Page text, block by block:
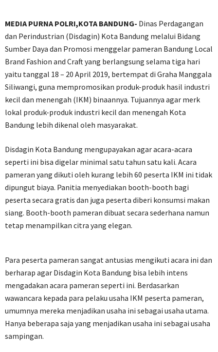
MEDIA PURNA POLRI,KOTA BANDUNG- Dinas Perdagangan
dan Perindustrian (Disdagin) Kota Bandung melalui Bidang
Sumber Daya dan Promosi menggelar pameran Bandung Local
Brand Fashion and Craft yang berlangsung selama tiga hari
yaitu tanggal 18 – 20 April 2019, bertempat di Graha Manggala
Siliwangi, guna mempromosikan produk-produk hasil industri
kecil dan menengah (IKM) binaannya. Tujuannya agar merk
lokal produk-produk industri kecil dan menengah Kota
Bandung lebih dikenal oleh masyarakat.
Disdagin Kota Bandung mengupayakan agar acara-acara
seperti ini bisa digelar minimal satu tahun satu kali. Acara
pameran yang dikuti oleh kurang lebih 60 peserta IKM ini tidak
dipungut biaya. Panitia menyediakan booth-booth bagi
peserta secara gratis dan juga peserta diberi konsumsi makan
siang. Booth-booth pameran dibuat secara sederhana namun
tetap menampilkan citra yang elegan.
Para peserta pameran sangat antusias mengikuti acara ini dan
berharap agar Disdagin Kota Bandung bisa lebih intens
mengadakan acara pameran seperti ini. Berdasarkan
wawancara kepada para pelaku usaha IKM peserta pameran,
umumnya mereka menjadikan usaha ini sebagai usaha utama.
Hanya beberapa saja yang menjadikan usaha ini sebagai usaha
sampingan.